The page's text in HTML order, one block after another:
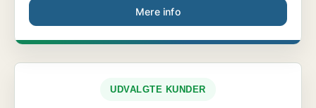
Mere info
UDVALGTE KUNDER